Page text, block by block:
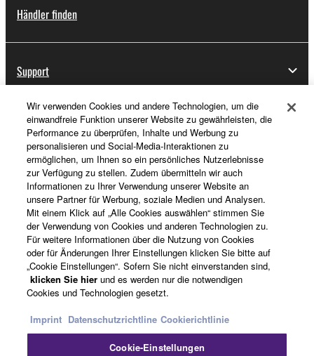
Händler finden
Support
Registrierung von „Yamaha Music ID“
Über Yamaha
Deutschland - German
Business
Wir verwenden Cookies und andere Technologien, um die
einwandfreie Funktion unserer Website zu gewährleisten, die
Performance zu überprüfen, Inhalte und Werbung zu
personalisieren und Social-Media-Interaktionen zu
ermöglichen, um Ihnen so ein persönliches Nutzerlebnisse
zur Verfügung zu stellen. Zudem übermitteln wir auch
Informationen zu Ihrer Verwendung unserer Website an
unsere Partner für Werbung, soziale Medien und Analysen.
Mit einem Klick auf „Alle Cookies auswählen“ stimmen Sie
der Verwendung von Cookies und anderen Technologien zu.
Für weitere Informationen über die Nutzung von Cookies
oder für Änderungen Ihrer Einstellungen klicken Sie bitte auf
„Cookie Einstellungen“. Sofern Sie nicht einverstanden sind,
klicken Sie hier und es werden nur die notwendigen
Cookies und Technologien gesetzt.
Imprint Datenschutzrichtline Cookierichtlinie
Cookie-Einstellungen